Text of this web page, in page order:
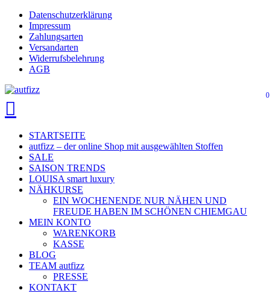
Skip
main
content
Datenschutzerklärung
Impressum
Zahlungsarten
Versandarten
Widerrufsbelehrung
AGB
search
account 0
STARTSEITE
autfizz – der online Shop mit ausgewählten Stoffen
SALE
SAISON TRENDS
LOUISA smart luxury
NÄHKURSE
EIN WOCHENENDE NUR NÄHEN UND
FREUDE HABEN IM SCHÖNEN CHIEMGAU
MEIN KONTO
WARENKORB
KASSE
BLOG
TEAM autfizz
PRESSE
KONTAKT